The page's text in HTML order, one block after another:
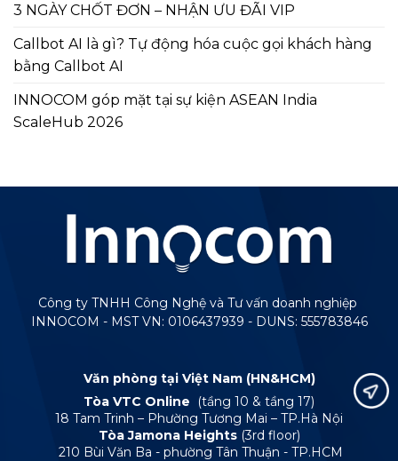
3 NGÀY CHỐT ĐƠN – NHẬN ƯU ĐÃI VIP
Callbot AI là gì? Tự động hóa cuộc gọi khách hàng
bằng Callbot AI
INNOCOM góp mặt tại sự kiện ASEAN India
ScaleHub 2026
Công ty TNHH Công Nghệ và Tư vấn doanh nghiệp
INNOCOM - MST VN: 0106437939 - DUNS: 555783846
Văn phòng tại Việt Nam (HN&HCM)
Tòa VTC Online
(tầng 10 & tầng 17)
18 Tam Trinh – Phường Tương Mai – TP.Hà Nội
Tòa Jamona Heights (3rd floor)
210 Bùi Văn Ba - phường Tân Thuận - TP.HCM